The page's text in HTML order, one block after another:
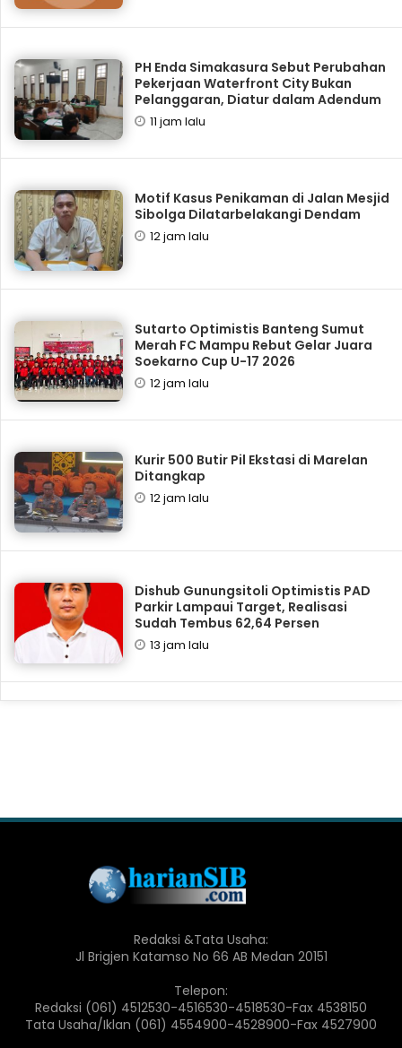
PH Enda Simakasura Sebut Perubahan
Pekerjaan Waterfront City Bukan
Pelanggaran, Diatur dalam Adendum
11 jam lalu
Motif Kasus Penikaman di Jalan Mesjid
Sibolga Dilatarbelakangi Dendam
12 jam lalu
Sutarto Optimistis Banteng Sumut
Merah FC Mampu Rebut Gelar Juara
Soekarno Cup U-17 2026
12 jam lalu
Kurir 500 Butir Pil Ekstasi di Marelan
Ditangkap
12 jam lalu
Dishub Gunungsitoli Optimistis PAD
Parkir Lampaui Target, Realisasi
Sudah Tembus 62,64 Persen
13 jam lalu
Redaksi &Tata Usaha:
Jl Brigjen Katamso No 66 AB Medan 20151
Telepon:
Redaksi (061) 4512530-4516530-4518530-Fax 4538150
Tata Usaha/Iklan (061) 4554900-4528900-Fax 4527900